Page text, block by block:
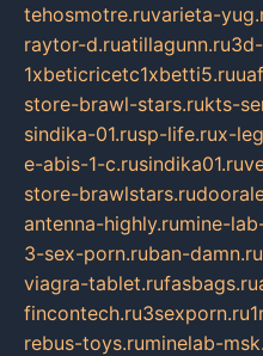
tehosmotre.ruvarieta-
raytor-d.ruatillagunn.ru
1xbeticricetc1xbetti5.ru
store-brawl-stars.rukts-
sindika-01.rusp-life.rux-
e-abis-1-c.rusindika01.ru
store-brawlstars.ru
antenna-highly.rumine-
3-sex-porn.ruban-damn.ru
viagra-tablet.rufasbags.ru
fincontech.ru3sexporn.ru
rebus-toys.ruminelab-